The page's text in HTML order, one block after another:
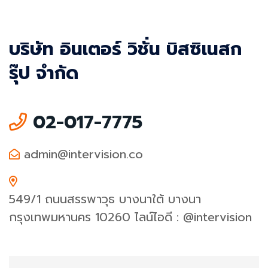
บริษัท อินเตอร์ วิชั่น บิสซิเนสก
รุ๊ป จำกัด
02-017-7775
admin@intervision.co
549/1 ถนนสรรพาวุธ บางนาใต้ บางนา
กรุงเทพมหานคร 10260 ไลน์ไอดี : @intervision